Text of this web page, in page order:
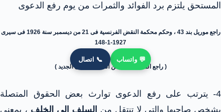
المستحق يلتزم برد الفوائد والثمرات من يوم رفع الدعوى
راجع موريل بند 43 ، وحكم محكمة النقض الفرنسية فى 21 من ديسمبر سنة 1926 فى سيرى
1927-1-148
( راجع المادة 185/3 من القانون المدنى الجديد )
4- يترتب على رفع الدعوى توارث بعض الحقوق المتصلة
بشخص صاحبها والتى لا تنتقل من السلف إلى الخلف ، بمعنى
💬 واتساب 📞 اتصال